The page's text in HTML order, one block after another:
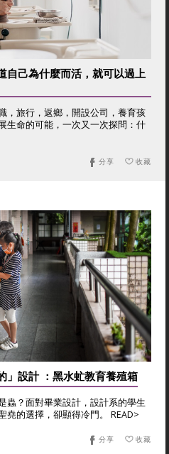
自己為什麼而活，就可以過上
，旅行，返鄉，開設公司，養育孩
生命的可能，一次又一次探問：什
收藏
分享
」設計 ：黑水虻教育養殖箱
蟲？面對畢業設計，設計系的學生
堯的選擇，卻顯得冷門。 READ>
收藏
分享